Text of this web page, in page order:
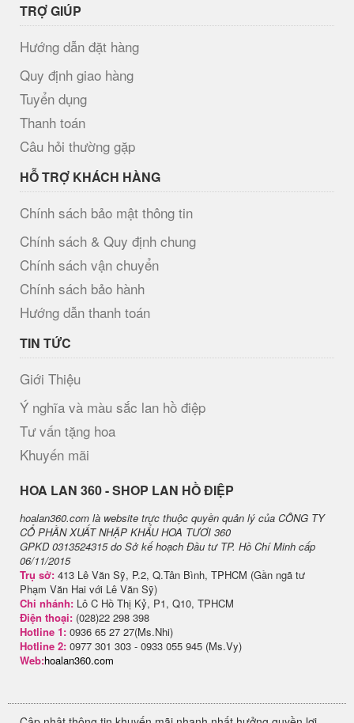
TRỢ GIÚP
Hướng dẫn đặt hàng
Quy định giao hàng
Tuyển dụng
Thanh toán
Câu hỏi thường gặp
HỖ TRỢ KHÁCH HÀNG
Chính sách bảo mật thông tin
Chính sách & Quy định chung
Chính sách vận chuyển
Chính sách bảo hành
Hướng dẫn thanh toán
TIN TỨC
Giới Thiệu
Ý nghĩa và màu sắc lan hồ điệp
Tư vấn tặng hoa
Khuyến mãi
H​OA LAN 360 - SHOP LAN HỒ ĐIỆP
hoalan360.com là website trực thuộc quyền quản lý của CÔNG TY
CỔ PHẦN XUẤT NHẬP KHẨU HOA TƯƠI 360
GPKD 0313524315 do Sở kế hoạch Đầu tư TP. Hồ Chí Minh cấp
06/11/2015
Trụ sở: 413 Lê Văn Sỹ, P.2, Q.Tân Bình, TPHCM (Gần ngã tư
Phạm Văn Hai với Lê Văn Sỹ)
Chi nhánh: Lô C Hồ Thị Kỷ, P1, Q10, TPHCM
Điện thoại: (028)22 298 398
Hotline 1: 0936 65 27 27(Ms.Nhi)
Hotline 2: 0977 301 303 - 0933 055 945 (Ms.Vy)
Web:hoalan360.com